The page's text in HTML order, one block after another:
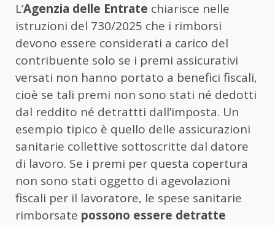
L’Agenzia delle Entrate chiarisce nelle
istruzioni del 730/2025 che i rimborsi
devono essere considerati a carico del
contribuente solo se i premi assicurativi
versati non hanno portato a benefici fiscali,
cioè se tali premi non sono stati né dedotti
dal reddito né detrattti dall’imposta. Un
esempio tipico è quello delle assicurazioni
sanitarie collettive sottoscritte dal datore
di lavoro. Se i premi per questa copertura
non sono stati oggetto di agevolazioni
fiscali per il lavoratore, le spese sanitarie
rimborsate possono essere detratte